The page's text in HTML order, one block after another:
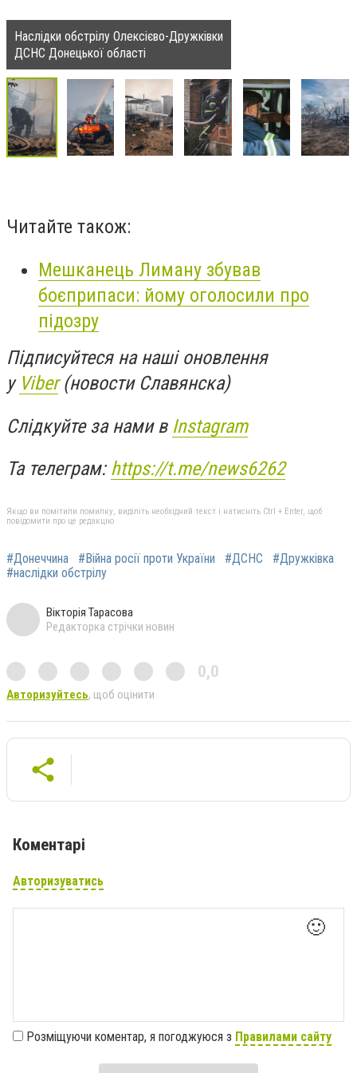
Наслідки обстрілу Олексієво-Дружківки
ДСНС Донецької області
Читайте також:
Мешканець Лиману збував
боєприпаси: йому оголосили про
підозру
Підписуйтеся на наші оновлення
у Viber(новости Славянска)
Слідкуйте за нами в Instagram
Та телеграм:https://t.me/news6262
Якщо ви помітили помилку, виділіть необхідний текст і натисніть Ctrl + Enter, щоб
повідомити про це редакцію
#Донеччина #Війна росії проти України #ДСНС
#Дружківка
#наслідки обстрілу
Вікторія Тарасова
Редакторка стрічки новин
0,0
Авторизуйтесь, щоб оцінити
Коментарі
Авторизуватись
🙂
Розміщуючи коментар, я погоджуюся з Правилами сайту